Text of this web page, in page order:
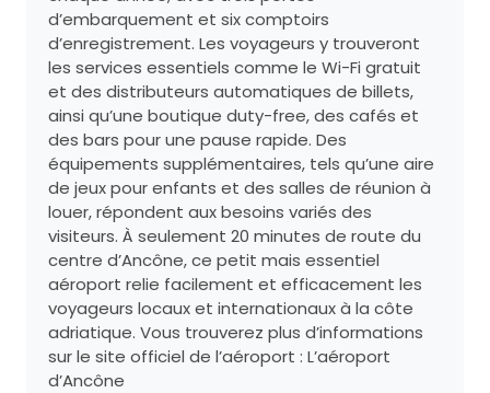
d’embarquement et six comptoirs
d’enregistrement. Les voyageurs y trouveront
les services essentiels comme le Wi-Fi gratuit
et des distributeurs automatiques de billets,
ainsi qu’une boutique duty-free, des cafés et
des bars pour une pause rapide. Des
équipements supplémentaires, tels qu’une aire
de jeux pour enfants et des salles de réunion à
louer, répondent aux besoins variés des
visiteurs. À seulement 20 minutes de route du
centre d’Ancône, ce petit mais essentiel
aéroport relie facilement et efficacement les
voyageurs locaux et internationaux à la côte
adriatique. Vous trouverez plus d’informations
sur le site officiel de l’aéroport : L’aéroport
d’Ancône